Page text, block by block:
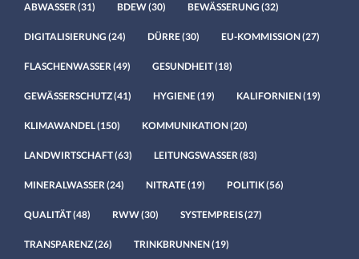
ABWASSER(31) BDEW(30) BEWÄSSERUNG (32)
DIGITALISIERUNG (24) DÜRRE(30) EU-KOMMISSION(27)
FLASCHENWASSER(49) GESUNDHEIT(18)
GEWÄSSERSCHUTZ(41) HYGIENE(19) KALIFORNIEN(19)
KLIMAWANDEL(150) KOMMUNIKATION(20)
LANDWIRTSCHAFT(63) LEITUNGSWASSER(83)
MINERALWASSER(24) NITRATE(19) POLITIK(56)
QUALITÄT(48) RWW(30) SYSTEMPREIS(27)
TRANSPARENZ(26) TRINKBRUNNEN(19)